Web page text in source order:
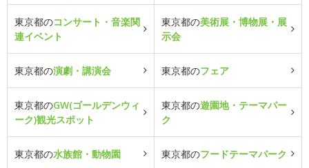
東京都のコンサート・音楽関
連イベント
東京都の美術展・博物展・展
示会
東京都の演劇・講演会 東京都のフェア
東京都のGW(ゴールデンウィ
ーク)観光スポット
東京都の遊園地・テーマパー
ク
東京都の水族館・動物園 東京都のフードテーマパーク